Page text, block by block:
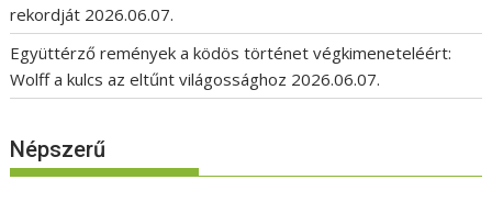
rekordját 2026.06.07.
Együttérző remények a ködös történet végkimeneteléért:
Wolff a kulcs az eltűnt világossághoz 2026.06.07.
Népszerű